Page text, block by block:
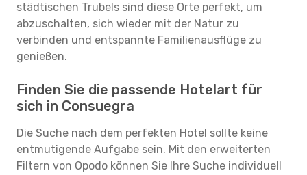
städtischen Trubels sind diese Orte perfekt, um
abzuschalten, sich wieder mit der Natur zu
verbinden und entspannte Familienausflüge zu
genießen.
Finden Sie die passende Hotelart für
sich in Consuegra
Die Suche nach dem perfekten Hotel sollte keine
entmutigende Aufgabe sein. Mit den erweiterten
Filtern von Opodo können Sie Ihre Suche individuell